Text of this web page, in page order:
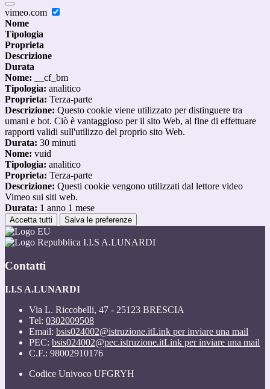
vimeo.com
Nome
Tipologia
Proprieta
Descrizione
Durata
Nome: __cf_bm
Tipologia: analitico
Proprieta: Terza-parte
Descrizione: Questo cookie viene utilizzato per distinguere tra
umani e bot. Ciò è vantaggioso per il sito Web, al fine di effettuare
rapporti validi sull'utilizzo del proprio sito Web.
Durata: 30 minuti
Nome: vuid
Tipologia: analitico
Proprieta: Terza-parte
Descrizione: Questi cookie vengono utilizzati dal lettore video
Vimeo sui siti web.
Durata: 1 anno 1 mese
Accetta tutti Salva le preferenze
I.I.S A.LUNARDI
Contatti
I.I.S A.LUNARDI
Via L. Riccobelli, 47 - 25123 BRESCIA
Tel: 0302009508
Email: bsis024002@istruzione.itLink per inviare una mail
PEC: bsis024002@pec.istruzione.itLink per inviare una mail
C.F.: 98002910176
Codice Univoco UFGRYH